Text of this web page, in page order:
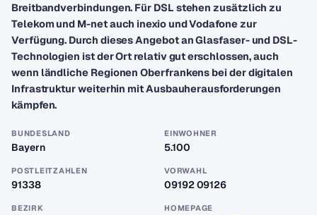
Breitbandverbindungen. Für DSL stehen zusätzlich zu
Telekom und M-net auch inexio und Vodafone zur
Verfügung. Durch dieses Angebot an Glasfaser- und DSL-
Technologien ist der Ort relativ gut erschlossen, auch
wenn ländliche Regionen Oberfrankens bei der digitalen
Infrastruktur weiterhin mit Ausbauherausforderungen
kämpfen.
BUNDESLAND
Bayern
EINWOHNER
5.100
POSTLEITZAHLEN
91338
VORWAHL
09192 09126
BEZIRK HOMEPAGE